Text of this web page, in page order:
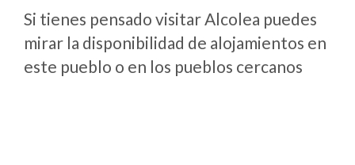
Si tienes pensado visitar Alcolea puedes
mirar la disponibilidad de alojamientos en
este pueblo o en los pueblos cercanos